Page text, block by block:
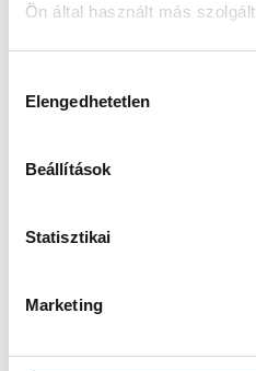
Ön által használt más
Elengedhetetlen
Beállítások
Statisztikai
Marketing